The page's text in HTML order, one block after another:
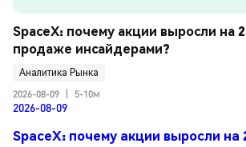
SpaceX: почему акции выросли на
продаже инсайдерами?
Аналитика Рынка
2026-08-09
5-10м
2026-08-09
SpaceX: почему акции выросли на